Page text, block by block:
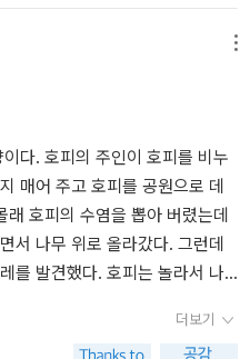
터를 제공하면서, 옛날의 인심과
족의 물가 나들이, 애완동물로
함께 생활 할 땐 자기 정체성을
의 모습을 찾고 과수원집에 와서
새인찌르레기와 토박이새 까치
, 옛날마을 어귀에 자리 잡고 있
주를 해야 하는 들쥐들의 이사
기 위한 경쟁, 할머니의 보물지
자연이라는 한울타리 안에서
으로 좋다.그 자연 속 일부인 우
참으로 잘 어우러
다. 호피의 주인이 호피를 비누
매어 주고 호피를 공원으로 데
호피의 수염을 뽑아 버렸는데
서 나무 위로 올라갔다. 그런데
를 발견했다. 호피는 놀라서 나
렸다. 그리고 저녁때가 되었는데
더보기